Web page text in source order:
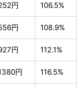
円 106.5%
円 108.9%
円 112.1%
円 116.5%